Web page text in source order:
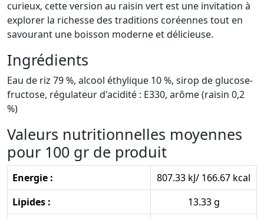
curieux, cette version au raisin vert est une invitation à
explorer la richesse des traditions coréennes tout en
savourant une boisson moderne et délicieuse.
Ingrédients
Eau de riz 79 %, alcool éthylique 10 %, sirop de glucose-
fructose, régulateur d'acidité : E330, arôme (raisin 0,2
%)
Valeurs nutritionnelles moyennes
pour 100 gr de produit
Energie :
807.33 kJ/ 166.67 kcal
Lipides :
13.33 g